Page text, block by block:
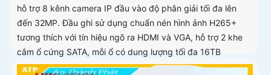
hỗ trợ 8 kênh camera IP đầu vào độ phân giải tối đa lên
đến 32MP. Đầu ghi sử dụng chuẩn nén hình ảnh H265+
tương thích với tín hiệu ngõ ra HDMI và VGA, hỗ trợ 2 khe
cắm ổ cứng SATA, mỗi ổ có dung lượng tối đa 16TB